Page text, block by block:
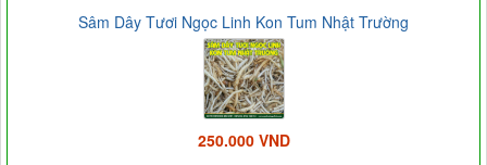
Sâm Dây Tươi Ngọc Linh Kon Tum Nhật Trường
250.000 VND